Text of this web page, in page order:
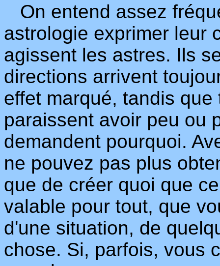
On entend assez
astrologie exprimer leur
agissent les astres. Ils
directions arrivent
effet marqué, tandis
paraissent avoir peu ou
demandent pourquoi.
ne pouvez pas plus
que de créer quoi que
valable pour tout, que
d'une situation, de
chose. Si, parfois, vous